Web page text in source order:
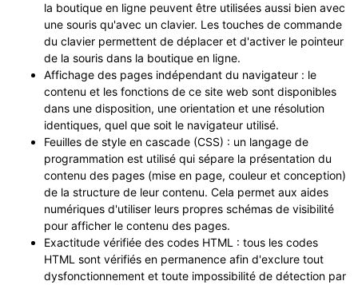
la boutique en ligne peuvent être utilisées aussi bien avec
une souris qu'avec un clavier. Les touches de commande
du clavier permettent de déplacer et d'activer le pointeur
de la souris dans la boutique en ligne.
Affichage des pages indépendant du navigateur : le
contenu et les fonctions de ce site web sont disponibles
dans une disposition, une orientation et une résolution
identiques, quel que soit le navigateur utilisé.
Feuilles de style en cascade (CSS) : un langage de
programmation est utilisé qui sépare la présentation du
contenu des pages (mise en page, couleur et conception)
de la structure de leur contenu. Cela permet aux aides
numériques d'utiliser leurs propres schémas de visibilité
pour afficher le contenu des pages.
Exactitude vérifiée des codes HTML : tous les codes
HTML sont vérifiés en permanence afin d'exclure tout
dysfonctionnement et toute impossibilité de détection par